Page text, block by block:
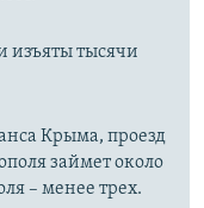
изъяты тысячи
Крыма, проезд
займет около
– менее трех.